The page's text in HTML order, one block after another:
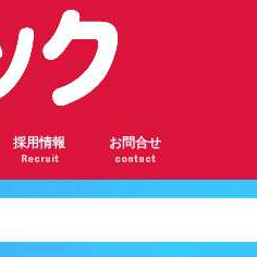
採用情報
Recruit
お問合せ
contact